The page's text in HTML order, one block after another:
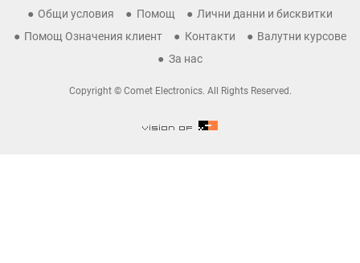
Общи условия Помощ
Лични данни и бисквитки
Помощ Означения клиент
Контакти
Валутни курсове
За нас
Copyright © Comet Electronics. All Rights Reserved.